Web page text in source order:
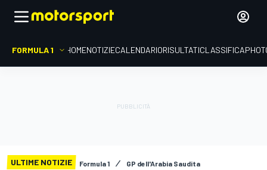
FORMULA 1 HOMENOTIZIECALENDARIORISULTATICLASSIFICA
ULTIME NOTIZIE Formula 1 GP dell'Arabia Saudita